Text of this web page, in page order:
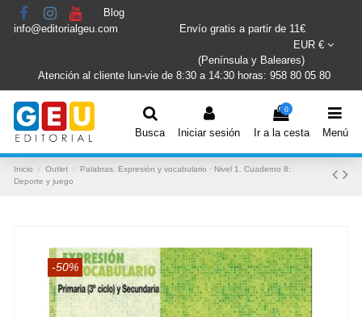
Blog
info@editorialgeu.com
Envío gratis a partir de 11€
EUR €
(Península y Baleares)
Atención al cliente lun-vie de 8:30 a 14:30 horas: 958 80 05 80
Busca Iniciar sesión
0
Ir a la cesta Menú
Inicio Outlet
Palabras. Expresión y vocabulario · Nivel 1. Cuaderno 8:
Deporte y juego
-50%